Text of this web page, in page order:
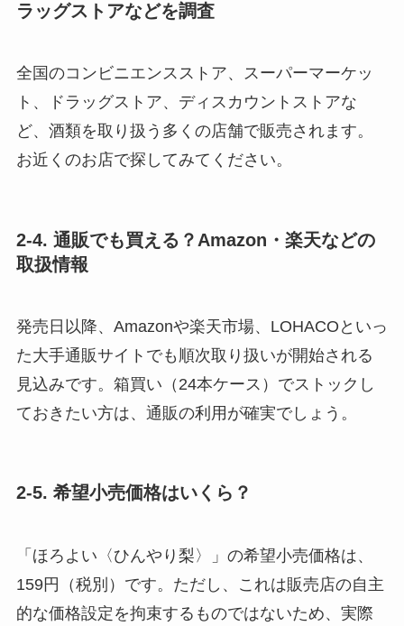
ラッグストアなどを調査
全国のコンビニエンスストア、スーパーマーケッ
ト、ドラッグストア、ディスカウントストアな
ど、酒類を取り扱う多くの店舗で販売されます。
お近くのお店で探してみてください。
2-4. 通販でも買える？Amazon・楽天などの
取扱情報
発売日以降、Amazonや楽天市場、LOHACOといっ
た大手通販サイトでも順次取り扱いが開始される
見込みです。箱買い（24本ケース）でストックし
ておきたい方は、通販の利用が確実でしょう。
2-5. 希望小売価格はいくら？
「ほろよい〈ひんやり梨〉」の希望小売価格は、
159円（税別）です。ただし、これは販売店の自主
的な価格設定を拘束するものではないため、実際